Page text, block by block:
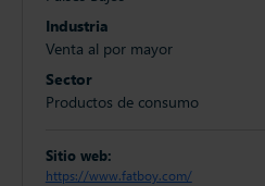
Industria
Venta al por mayor
Sector
Productos de consumo
Sitio web:
https://www.fatboy.com/